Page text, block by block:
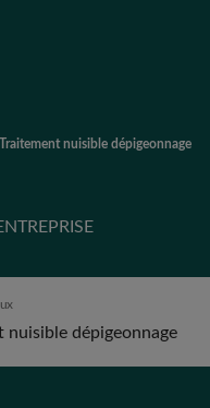
Traitement nuisible dépigeonnage